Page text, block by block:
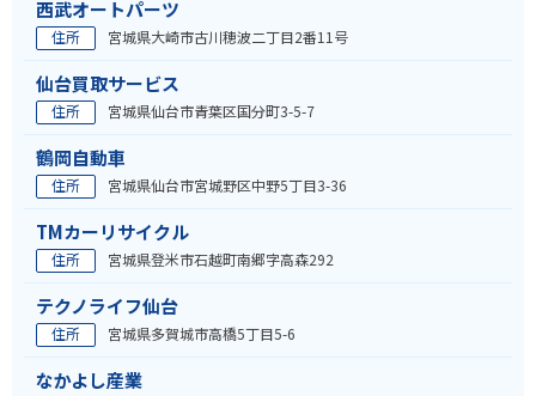
西武オートパーツ
住所 宮城県大崎市古川穂波二丁目2番11号
仙台買取サービス
住所 宮城県仙台市青葉区国分町3-5-7
鶴岡自動車
住所 宮城県仙台市宮城野区中野5丁目3-36
TMカーリサイクル
住所 宮城県登米市石越町南郷字高森292
テクノライフ仙台
住所 宮城県多賀城市高橋5丁目5-6
なかよし産業